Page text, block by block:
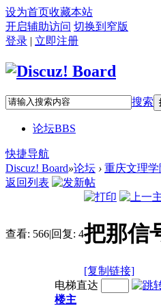
设为首页收藏本站
开启辅助访问 切换到窄版
登录 | 立即注册
搜索
论坛BBS
快捷导航
Discuz! Board»论坛 › 重庆文理学
返回列表
查看: 566|回复: 4把那信
[复制链接]
电梯直达
楼主